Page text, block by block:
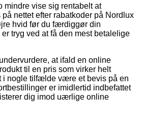
mindre vise sig rentabelt at
nettet efter rabatkoder på Nordlux
hvid før du færdiggør din
tryg ved at få den mest betalelige
at ifald en online
til en pris som virker helt
i nogle tilfælde være et bevis på en
er imidlertid indbefattet
dig imod uærlige online